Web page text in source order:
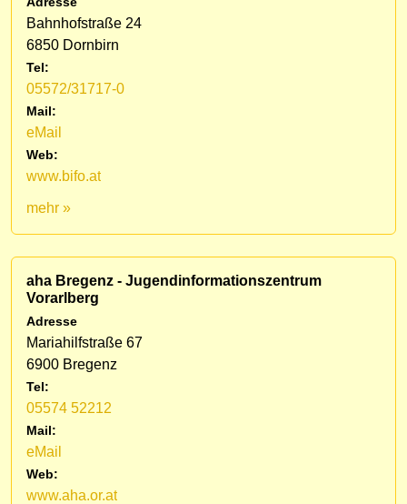
Bahnhofstraße 24
6850 Dornbirn
Tel:
05572/31717-0
Mail:
eMail
Web:
www.bifo.at
mehr »
aha Bregenz - Jugendinformationszentrum
Vorarlberg
Adresse
Mariahilfstraße 67
6900 Bregenz
Tel:
05574 52212
Mail:
eMail
Web:
www.aha.or.at